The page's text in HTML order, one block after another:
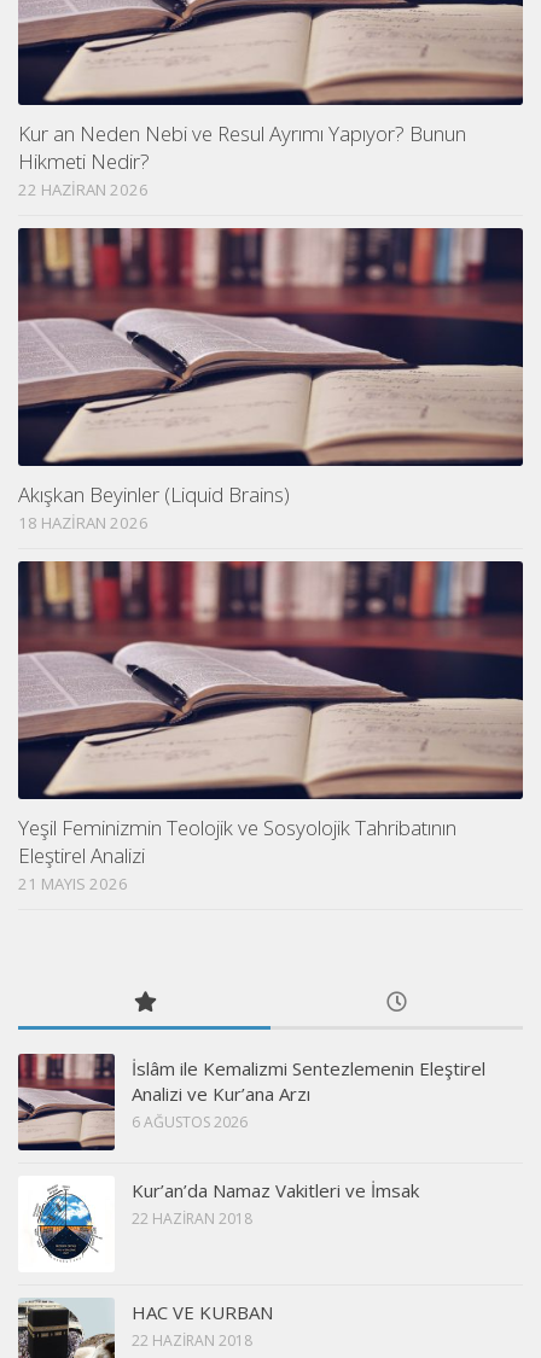
Kur an Neden Nebi ve Resul Ayrımı Yapıyor? Bunun
Hikmeti Nedir?
22 HAZIRAN 2026
Akışkan Beyinler (Liquid Brains)
18 HAZIRAN 2026
Yeşil Feminizmin Teolojik ve Sosyolojik Tahribatının
Eleştirel Analizi
21 MAYIS 2026
İslâm ile Kemalizmi Sentezlemenin Eleştirel
Analizi ve Kur’ana Arzı
6 AĞUSTOS 2026
Kur’an’da Namaz Vakitleri ve İmsak
22 HAZIRAN 2018
HAC VE KURBAN
22 HAZIRAN 2018